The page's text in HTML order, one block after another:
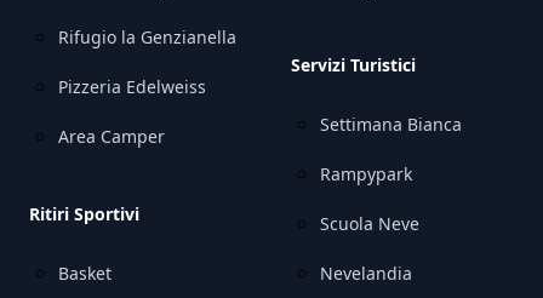
Rifugio la Genzianella
Pizzeria Edelweiss
Area Camper
Ritiri Sportivi
Basket
Servizi Turistici
Settimana Bianca
Rampypark
Scuola Neve
Nevelandia